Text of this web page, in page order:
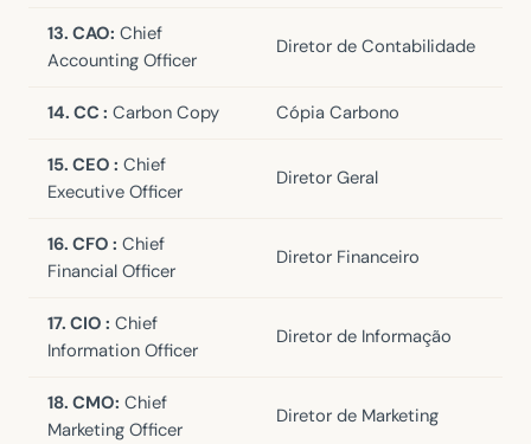
13. CAO: Chief
Accounting Officer
Diretor de Contabilidade
14. CC : Carbon Copy Cópia Carbono
15. CEO : Chief
Executive Officer
Diretor Geral
16. CFO : Chief
Financial Officer
Diretor Financeiro
17. CIO : Chief
Information Officer
Diretor de Informação
18. CMO: Chief
Marketing Officer
Diretor de Marketing